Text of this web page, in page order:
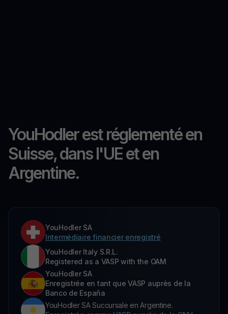
YouHodler est réglementé en
Suisse, dans l'UE et en
Argentine.
YouHodler SA
Intermédiaire financier enregistré
YouHodler Italy S.R.L.
Registered as a VASP with the OAM
YouHodler SA
Enregistrée en tant que VASP auprès de la
Banco de España
YouHodler SA Succursale en Argentine.